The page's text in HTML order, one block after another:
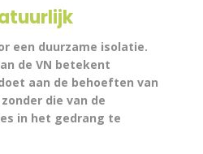
een duurzame isolatie.
de VN betekent
aan de behoeften van
die van de
in het gedrang te